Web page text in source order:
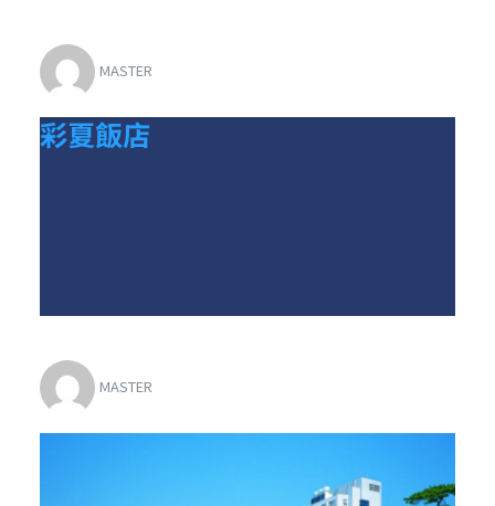
MASTER
彩夏飯店
MASTER